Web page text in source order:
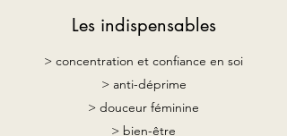
Les indispensables
> concentration et confiance en soi
> anti-déprime
> douceur féminine
> bien-être